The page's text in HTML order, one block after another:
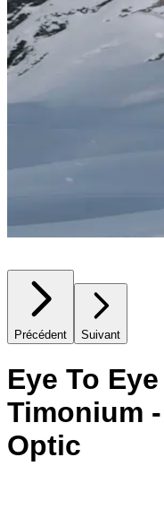
Précédent Suivant
Eye To
Timonium
Optic